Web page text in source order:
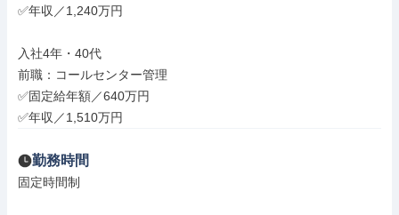
✅年収／1,240万円
入社4年・40代
前職：コールセンター管理
✅固定給年額／640万円
✅年収／1,510万円
勤務時間
固定時間制